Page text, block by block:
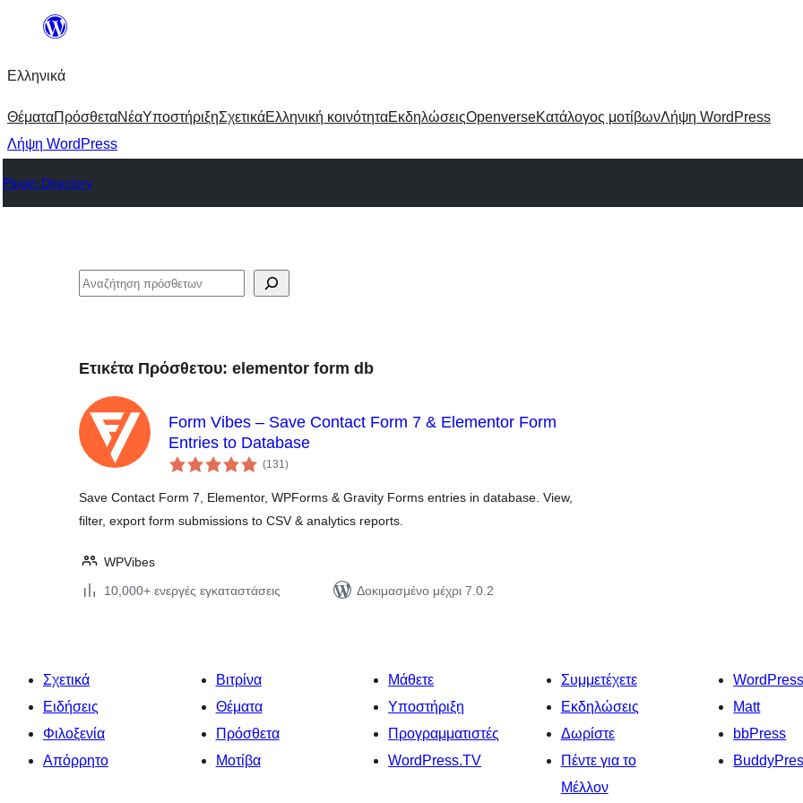
Μετάβαση
περιεχόμενο
Ελληνικά
ΘέματαΠρόσθεταΝέαΥποστήριξηΣχετικάΕλληνική κοινότηταΕκδηλώσειςOpenverseΚατάλογος μοτίβωνΛήψη WordPress
Λήψη WordPress
Plugin Directory
Αναζήτηση
Ετικέτα Πρόσθετου: elementor form db
Form Vibes – Save Contact Form 7 & Elementor Form
Entries to Database
(131αξιολογήσεις
σύνολο
)
Save Contact Form 7, Elementor, WPForms & Gravity Forms entries in database. View,
filter, export form submissions to CSV & analytics reports.
WPVibes
10,000+ ενεργές εγκαταστάσεις
Δοκιμασμένο μέχρι 7.0.2
Σχετικά
Ειδήσεις
Φιλοξενία
Απόρρητο
Βιτρίνα
Θέματα
Πρόσθετα
Μοτίβα
Μάθετε
Υποστήριξη
Προγραμματιστές
WordPress.TV
Συμμετέχετε
Εκδηλώσεις
Δωρίστε
Πέντε για το
Μέλλον
Matt
bbPress